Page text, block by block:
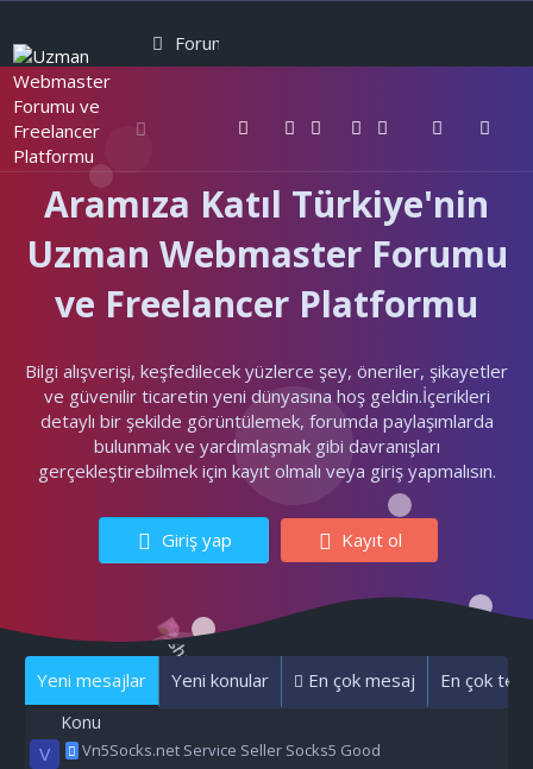
Forumlar
Aramıza Katıl Türkiye'nin
Uzman Webmaster Forumu
ve Freelancer Platformu
Bilgi alışverişi, keşfedilecek yüzlerce şey, öneriler, şikayetler
ve güvenilir ticaretin yeni dünyasına hoş geldin.İçerikleri
detaylı bir şekilde görüntülemek, forumda paylaşımlarda
bulunmak ve yardımlaşmak gibi davranışları
gerçekleştirebilmek için kayıt olmalı veya giriş yapmalısın.
Giriş yap Kayıt ol
Yeni mesajlar Yeni konular En çok mesaj En çok
Konu
V Vn5Socks.net Service Seller Socks5 Good